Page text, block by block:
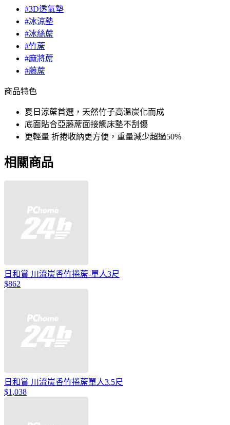
#3D透氣墊
#冰涼墊
#冰絲蓆
#竹蓆
#麻將蓆
#藤蓆
商品特色
夏日涼蓆首選，天然竹子高溫炭化而成
底面貼合亞藤蓆面接觸床墊不刮傷
更輕量 折捲收納更方便，重量減少超過50%
相關商品
日和賞 川流炭香竹捲蓆-單人3尺
$862
日和賞 川流炭香竹捲蓆單人3.5尺
$1,038